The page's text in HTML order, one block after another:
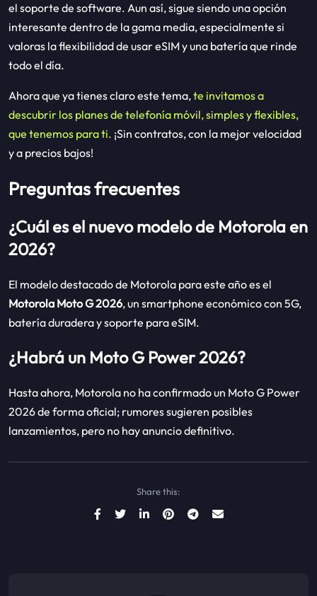
el soporte de software. Aun así, sigue siendo una opción
interesante dentro de la gama media, especialmente si
valoras la flexibilidad de usar eSIM y una batería que rinde
todo el día.
Ahora que ya tienes claro este tema,te invitamos a
descubrir los planes de telefonía móvil, simples y flexibles,
que tenemos para ti. ¡Sin contratos, con la mejor velocidad
y a precios bajos!
Preguntas frecuentes
¿Cuál es el nuevo modelo de Motorola en
2026?
El modelo destacado de Motorola para este año es el
Motorola Moto G 2026, un smartphone económico con 5G,
batería duradera y soporte para eSIM.
¿Habrá un Moto G Power 2026?
Hasta ahora, Motorola no ha confirmado un Moto G Power
2026 de forma oficial; rumores sugieren posibles
lanzamientos, pero no hay anuncio definitivo.
Share this: